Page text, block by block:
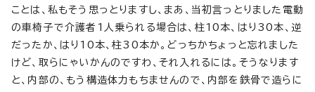
ことは、私もそう思っとりますし、まあ、当初言っとりました電動
の車椅子で介護者1人乗られる場合は、柱10本、はり30本、逆
だったか、はり10本、柱30本か。どっちかちょっと忘れました
けど、取らにゃいかんのですわ、それ入れるには。そうなります
と、内部の、もう構造体力もちませんので、内部を鉄骨で造らに